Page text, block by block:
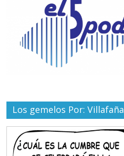
Los gemelos Por: Villafaña